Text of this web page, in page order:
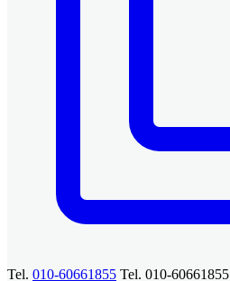
Tel. 010-60661855 Tel. 010-60661855